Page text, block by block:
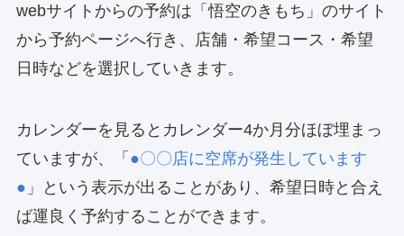
webサイトからの予約は「悟空のきもち」のサイト
から予約ページへ行き、店舗・希望コース・希望
日時などを選択していきます。
カレンダーを見るとカレンダー4か月分ほぼ埋まっ
ていますが、「 ●〇〇店に空席が発生しています
● 」という表示が出ることがあり、希望日時と合え
ば運良く予約することができます。